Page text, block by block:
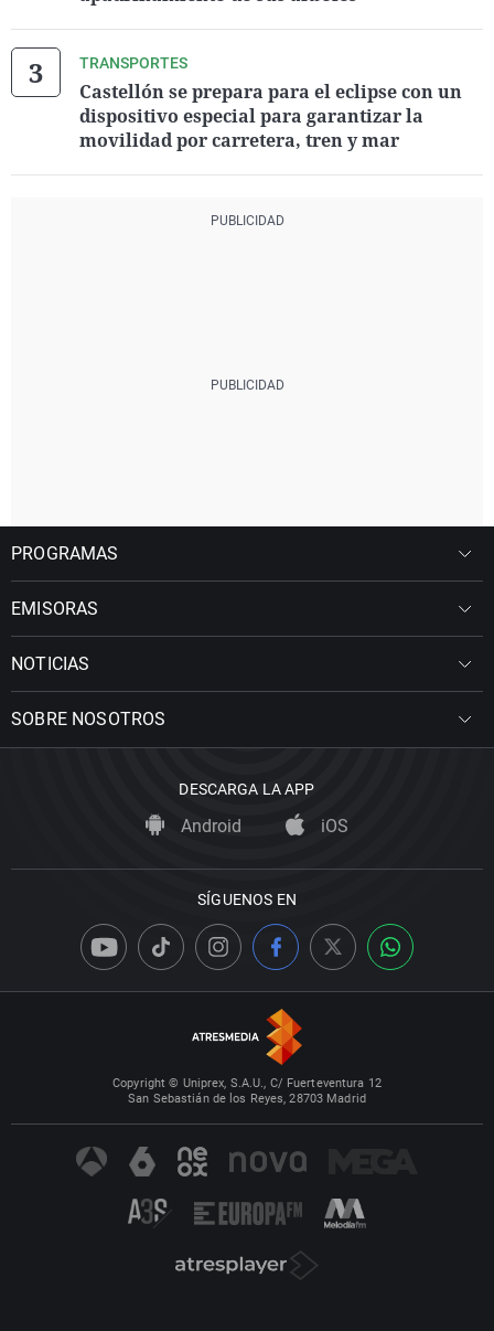
TRANSPORTES
Castellón se prepara para el eclipse con un
dispositivo especial para garantizar la
movilidad por carretera, tren y mar
PROGRAMAS
EMISORAS
NOTICIAS
SOBRE NOSOTROS
DESCARGA LA APP
Android iOS
SÍGUENOS EN
Copyright © Uniprex, S.A.U., C/ Fuerteventura 12
San Sebastián de los Reyes, 28703 Madrid